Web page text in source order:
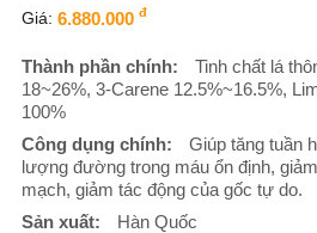
Giá: 6.880.000 đ
Thành phần chính:
Tinh chất lá
18~26%, 3-Carene 12.5%~16.5%,
100%
Công dụng chính:
Giúp tăng tuần
lượng đường trong máu ổn định,
mạch, giảm tác động của gốc tự do.
Sản xuất:
Hàn Quốc